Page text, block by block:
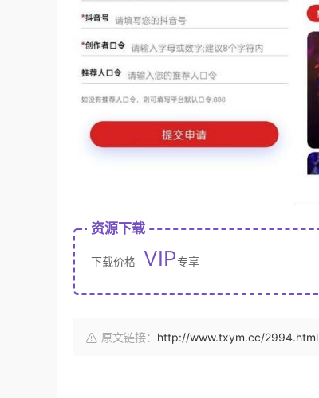
资源下载
下载价格 VIP专享
原文链接： http://www.txym.cc/2994.html